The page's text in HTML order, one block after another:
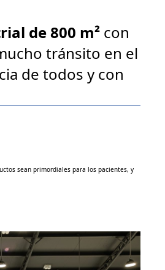
de 800 m² con
tránsito en el
de todos y con
sean primordiales para los pacientes, y